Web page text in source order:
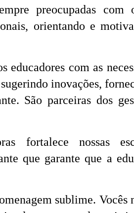
preocupadas com
orientando e
educadores com as
inovações,
São parceiras dos
fortalece nossas
que garante que a
sublime. Vocês